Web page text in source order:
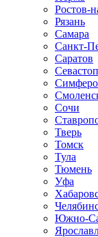
Ростов-
Рязань
Самара
Санкт-
Саратов
Сочи
Тверь
Томск
Тула
Тюмень
Уфа
Южно-